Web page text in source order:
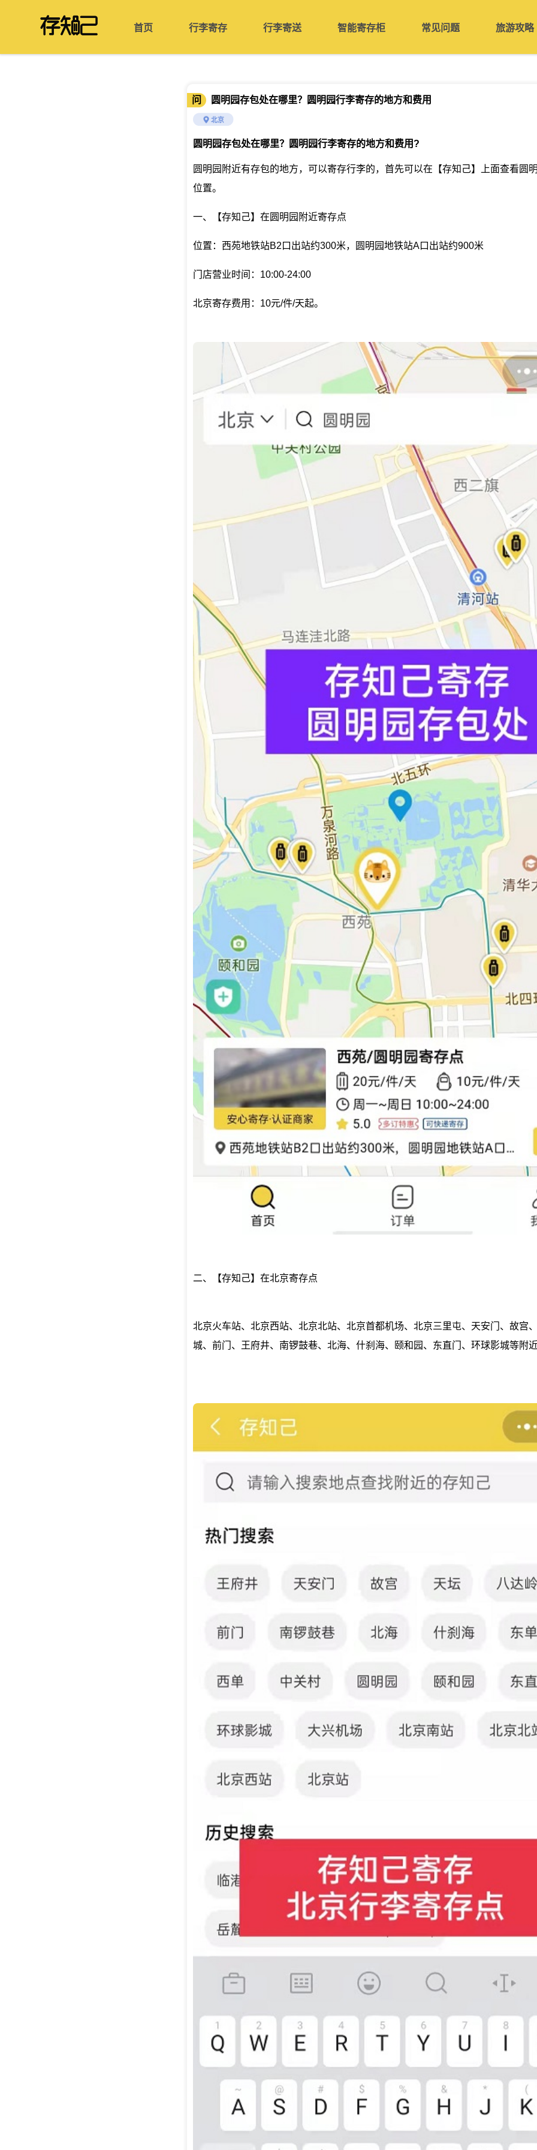
首页 行李寄存 行李寄送 智能寄存柜 常见问题 旅游攻略
问 圆明园存包处在哪里？圆明园行李寄存的地方和费用
北京
圆明园存包处在哪里？圆明园行李寄存的地方和费用?
圆明园附近有存包的地方，可以寄存行李的，首先可以在【存知己】上面查看圆
位置。
一、【存知己】在圆明园附近寄存点
位置：西苑地铁站B2口出站约300米，圆明园地铁站A口出站约900米
门店营业时间：10:00-24:00
北京寄存费用：10元/件/天起。
二、【存知己】在北京寄存点
北京火车站、北京西站、北京北站、北京首都机场、北京三里屯、天安门、故宫
城、前门、王府井、南锣鼓巷、北海、什刹海、颐和园、东直门、环球影城等附